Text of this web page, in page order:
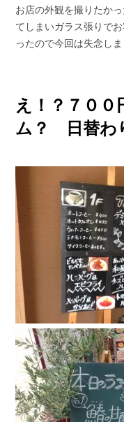
お店の外観を撮りたか
てしまいガラス張りで
ったので今回は失念し
え！？７０
ム？ 日替わ